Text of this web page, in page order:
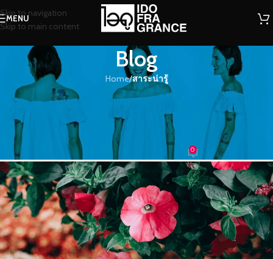
Skip to navigation
Skip to main content
MENU
Blog
Home/สาระน่ารู้
สาระน่ารู้
กลิ่นหอมอ่อนๆ ของดอก “พิทูเนีย” ไม้
ประดับที่มีดอกสวยบานสะพรั่ง
น้องน้ำหอม On 26/04/2018 0